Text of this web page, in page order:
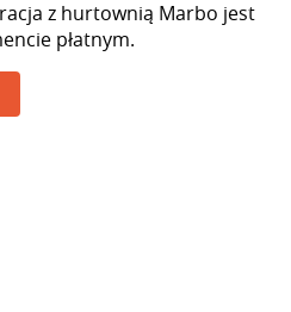
z hurtownią Marbo jest
płatnym.